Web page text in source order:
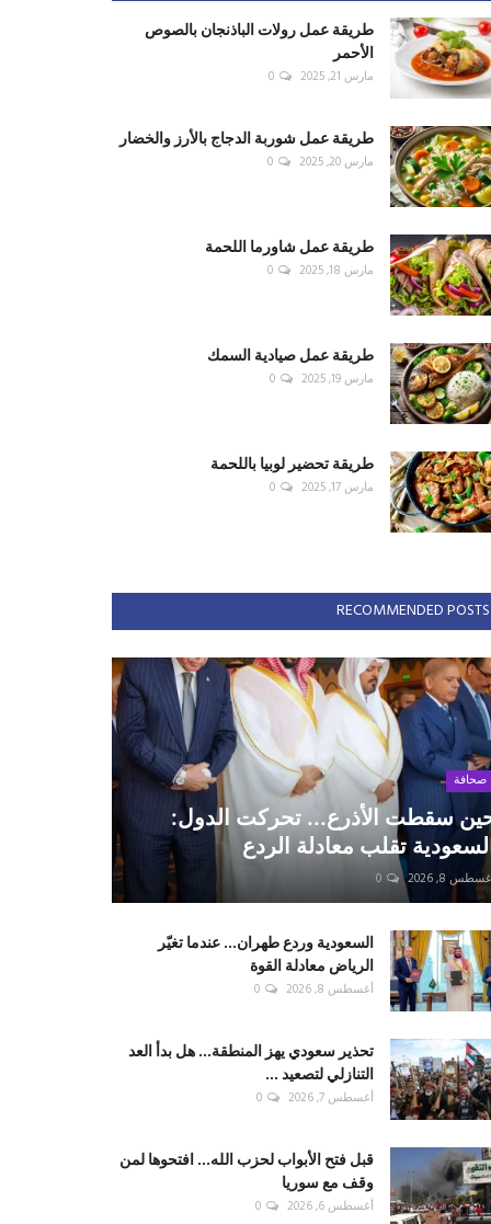
طريقة عمل رولات الباذنجان بالصوص
الأحمر
مارس 21, 2025 0
طريقة عمل شوربة الدجاج بالأرز والخضار
مارس 20, 2025 0
طريقة عمل شاورما اللحمة
مارس 18, 2025 0
طريقة عمل صيادية السمك
مارس 19, 2025 0
طريقة تحضير لوبيا باللحمة
مارس 17, 2025 0
RECOMMENDED POSTS
صحافة
سقطت الأذرع... تحركت الدول:
السعودية تقلب معادلة الردع
8, 2026
0
السعودية وردع طهران... عندما تغيّر
الرياض معادلة القوة
أغسطس 8, 2026 0
تحذير سعودي يهز المنطقة... هل بدأ العد
التنازلي لتصعيد ...
أغسطس 7, 2026 0
قبل فتح الأبواب لحزب الله... افتحوها لمن
وقف مع سوريا
أغسطس 6, 2026 0